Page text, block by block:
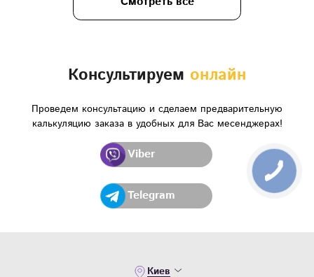
Консультируем онлайн
Проведем консультацию и сделаем предварительную
калькуляцию заказа в удобных для Вас месенджерах!
Viber
Telegram
Киев